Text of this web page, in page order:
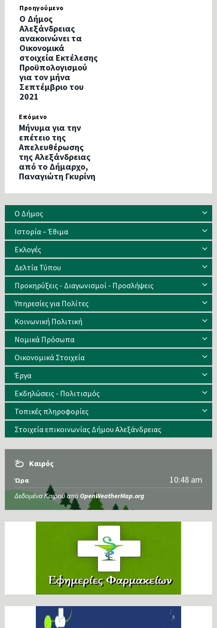
Προηγούμενο
Ο Δήμος
Αλεξάνδρειας
ανακοινώνει τα
Οικονομικά
στοιχεία Εκτέλεσης
Προϋπολογισμού
για τον μήνα
Σεπτέμβριο του
2021
Επόμενο
Μήνυμα για την
επέτειο της
Απελευθέρωσης
της Αλεξάνδρειας
από το Δήμαρχο,
Παναγιώτη Γκυρίνη
Ο Δήμος
Ιστορία – Έθιμα
Eκλογές
Δελτία Τύπου
Προκηρύξεις - Διαγωνισμοί - Προσλήψεις
Υπηρεσίες για Πολίτες
Κοινωνική Πολιτική
Νομικά Πρόσωπα
Οικονομικά Στοιχεία
Έργα
Εκδηλώσεις - Πολιτισμός
Τοπικές πληροφορίες
Στοιχεία επικοινωνίας Δήμου Αλεξάνδρειας
Καιρός
Ώρα 10:48 am
Δεδομένα Καιρού από OpenWeatherMap.org